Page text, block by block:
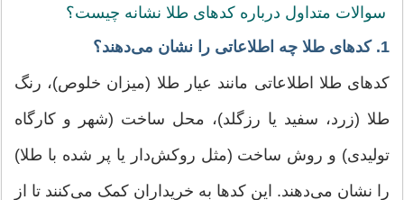
سوالات متداول درباره کدهای طلا نشانه چیست؟
1. کدهای طلا چه اطلاعاتی را نشان می‌دهند؟
کدهای طلا اطلاعاتی مانند عیار طلا (میزان خلوص)، رنگ
طلا (زرد، سفید یا رزگلد)، محل ساخت (شهر و کارگاه
تولیدی) و روش ساخت (مثل روکش‌دار یا پر شده با طلا)
را نشان می‌دهند. این کدها به خریداران کمک می‌کنند تا از